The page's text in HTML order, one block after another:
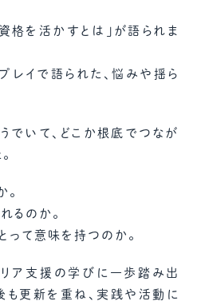
格を活かすとは」が語られま
レイで語られた、悩みや揺ら
でいて、どこか根底でつなが
。
るのか。
って意味を持つのか。
ア支援の学びに一歩踏み出
も更新を重ね、実践や活動に